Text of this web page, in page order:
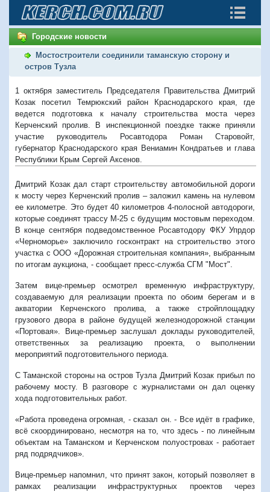
Городские новости
Мостостроители соединили таманскую сторону и
остров Тузла
1 октября заместитель Председателя Правительства Дмитрий
Козак посетил Темрюкский район Краснодарского края, где
ведется подготовка к началу строительства моста через
Керченский пролив. В инспекционной поездке также приняли
участие руководитель Росавтодора Роман Старовойт,
губернатор Краснодарского края Вениамин Кондратьев и глава
Республики Крым Сергей Аксенов.
Дмитрий Козак дал старт строительству автомобильной дороги
к мосту через Керченский пролив – заложил камень на нулевом
ее километре. Это будет 40 километров 4-полосной автодороги,
которые соединят трассу М-25 с будущим мостовым переходом.
В конце сентября подведомственное Росавтодору ФКУ Упрдор
«Черноморье» заключило госконтракт на строительство этого
участка с ООО «Дорожная строительная компания», выбранным
по итогам аукциона, - сообщает пресс-служба СГМ "Мост".
Затем вице-премьер осмотрел временную инфраструктуру,
создаваемую для реализации проекта по обоим берегам и в
акватории Керченского пролива, а также стройплощадку
грузового двора в районе будущей железнодорожной станции
«Портовая». Вице-премьер заслушал доклады руководителей,
ответственных за реализацию проекта, о выполнении
мероприятий подготовительного периода.
С Таманской стороны на остров Тузла Дмитрий Козак прибыл по
рабочему мосту. В разговоре с журналистами он дал оценку
хода подготовительных работ.
«Работа проведена огромная, - сказал он. - Все идёт в графике,
всё скоординировано, несмотря на то, что здесь - по линейным
объектам на Таманском и Керченском полуостровах - работает
ряд подрядчиков».
Вице-премьер напомнил, что принят закон, который позволяет в
рамках реализации инфраструктурных проектов через